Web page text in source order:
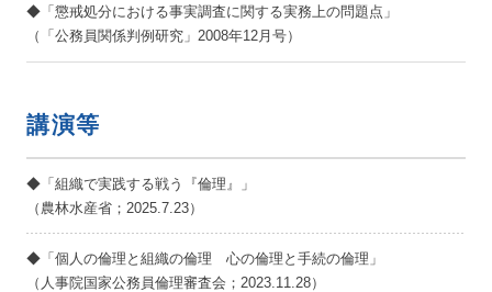
◆「懲戒処分における事実調査に関する実務上の問題点」
（「公務員関係判例研究」2008年12月号）
講演等
◆「組織で実践する戦う『倫理』」
（農林水産省；2025.7.23）
◆「個人の倫理と組織の倫理 心の倫理と手続の倫理」
（人事院国家公務員倫理審査会；2023.11.28）